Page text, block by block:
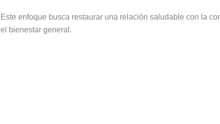
Este enfoque busca restaurar una relación saludable con la
el bienestar general.